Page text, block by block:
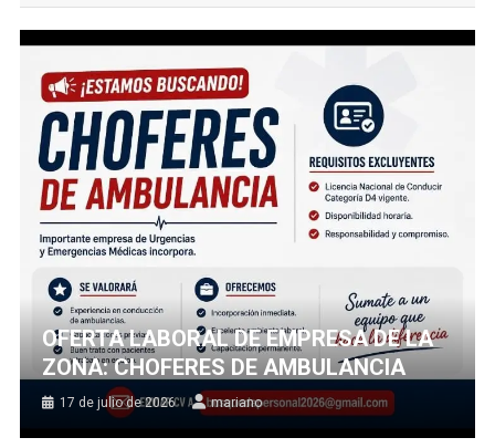
OFERTA LABORAL DE EMPRESA DE LA
ZONA: CHOFERES DE AMBULANCIA
17 de julio de 2026 mariano